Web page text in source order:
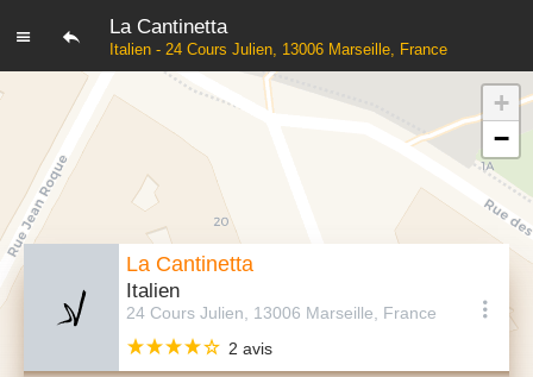
La Cantinetta
Italien - 24 Cours Julien, 13006 Marseille, France
La Cantinetta
Italien
24 Cours Julien, 13006 Marseille, France
2 avis
+
−